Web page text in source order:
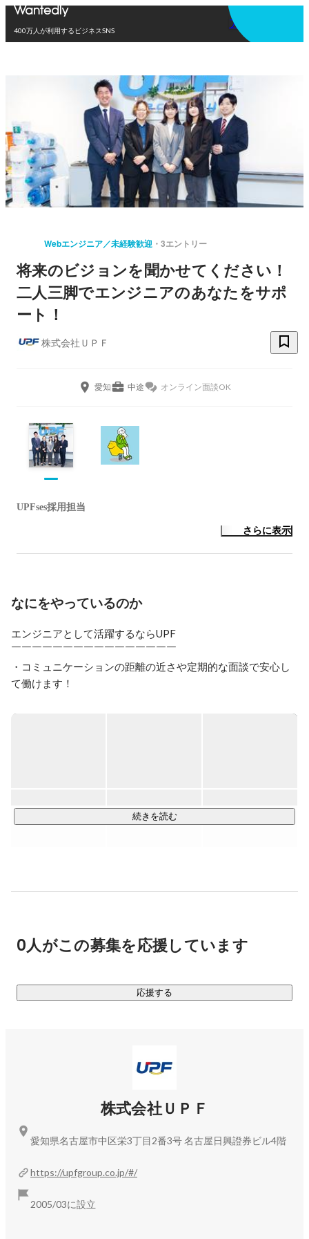
400万人が利用するビジネスSNS
アプリを使う
Webエンジニア／未経験歓迎 3エントリー
将来のビジョンを聞かせてください！
二人三脚でエンジニアのあなたをサポ
ート！
株式会社ＵＰＦ
愛知 中途 オンライン面談OK
UPFses採用担当
さらに表示
なにをやっているのか
エンジニアとして活躍するならUPF
￣￣￣￣￣￣￣￣￣￣￣￣￣￣￣￣
・コミュニケーションの距離の近さや定期的な面談で安心し
て働けます！
・年間休日120日以上！安定した経営基盤で安心して働けま
・Webサイトのデザイン／コーディング
い環境！
￣￣￣￣
まずはカジュアルな面談からスタートしてみませんか？
続きを読む
0人がこの募集を応援しています
応援する
株式会社ＵＰＦ
https://upfgroup.co.jp/#/
2005/03に設立
愛知県名古屋市中区栄3丁目2番3号 名古屋日興證券ビル4階